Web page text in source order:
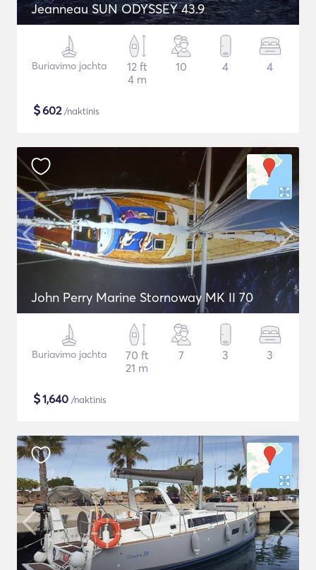
Jeanneau SUN ODYSSEY 43.9
Buriavimo jachta
12 ft
4 m
10 4 4
$602/naktinis
John Perry Marine Stornoway MK II 70
Buriavimo jachta
70 ft
21 m
7 3 3
$1,640 /naktinis